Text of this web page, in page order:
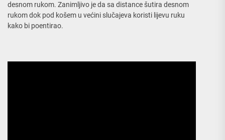
desnom rukom. Zanimljivo je da sa distance šutira desnom
rukom dok pod košem u većini slučajeva koristi lijevu ruku
kako bi poentirao.